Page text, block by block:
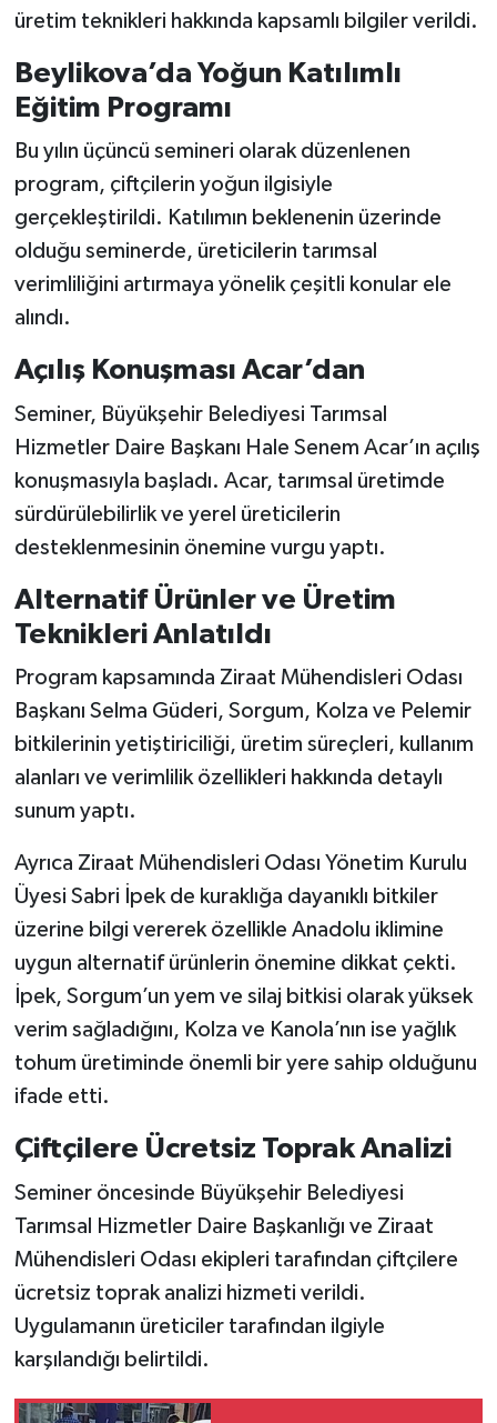
üretim teknikleri hakkında kapsamlı bilgiler verildi.
Beylikova’da Yoğun Katılımlı
Eğitim Programı
Bu yılın üçüncü semineri olarak düzenlenen
program, çiftçilerin yoğun ilgisiyle
gerçekleştirildi. Katılımın beklenenin üzerinde
olduğu seminerde, üreticilerin tarımsal
verimliliğini artırmaya yönelik çeşitli konular ele
alındı.
Açılış Konuşması Acar’dan
Seminer, Büyükşehir Belediyesi Tarımsal
Hizmetler Daire Başkanı Hale Senem Acar’ın açılış
konuşmasıyla başladı. Acar, tarımsal üretimde
sürdürülebilirlik ve yerel üreticilerin
desteklenmesinin önemine vurgu yaptı.
Alternatif Ürünler ve Üretim
Teknikleri Anlatıldı
Program kapsamında Ziraat Mühendisleri Odası
Başkanı Selma Güderi, Sorgum, Kolza ve Pelemir
bitkilerinin yetiştiriciliği, üretim süreçleri, kullanım
alanları ve verimlilik özellikleri hakkında detaylı
sunum yaptı.
Ayrıca Ziraat Mühendisleri Odası Yönetim Kurulu
Üyesi Sabri İpek de kuraklığa dayanıklı bitkiler
üzerine bilgi vererek özellikle Anadolu iklimine
uygun alternatif ürünlerin önemine dikkat çekti.
İpek, Sorgum’un yem ve silaj bitkisi olarak yüksek
verim sağladığını, Kolza ve Kanola’nın ise yağlık
tohum üretiminde önemli bir yere sahip olduğunu
ifade etti.
Çiftçilere Ücretsiz Toprak Analizi
Seminer öncesinde Büyükşehir Belediyesi
Tarımsal Hizmetler Daire Başkanlığı ve Ziraat
Mühendisleri Odası ekipleri tarafından çiftçilere
ücretsiz toprak analizi hizmeti verildi.
Uygulamanın üreticiler tarafından ilgiyle
karşılandığı belirtildi.